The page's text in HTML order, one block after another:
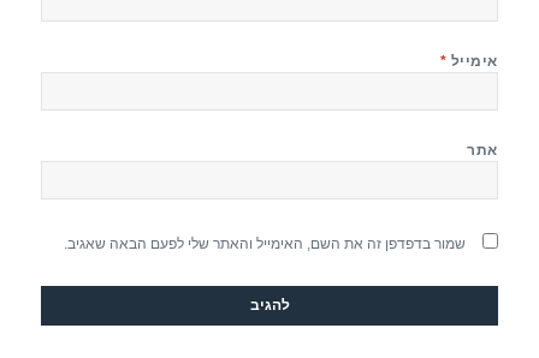
אימייל *
אתר
שמור בדפדפן זה את השם, האימייל והאתר שלי לפעם הבאה שאגיב.